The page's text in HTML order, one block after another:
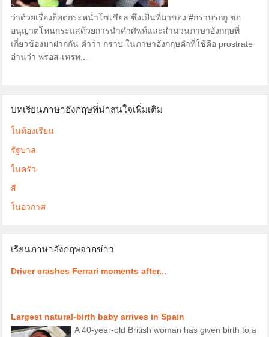
ว่าด้วยเรื่องฮ็อตกระหน่ำโซเชียล ซึ่งเป็นที่มาของ #กราบรถกู ขอ
อนุญาตโหนกระแสด้วยการนำคำศัพท์และสำนวนภาษาอังกฤษที่
เกี่ยวข้องมาฝากกัน คำว่า กราบ ในภาษาอังกฤษคำที่ใช้คือ prostrate
อ่านว่า พรอส-เทรท...
บทเรียนภาษาอังกฤษที่น่าสนใจเพิ่มเติม
ในห้องเรียน
รัฐบาล
ในครัว
สี
ในอวกาศ
เรียนภาษาอังกฤษจากข่าว
Driver crashes Ferrari moments after...
Largest natural-birth baby arrives in Spain
A 40-year-old British woman has given birth to a